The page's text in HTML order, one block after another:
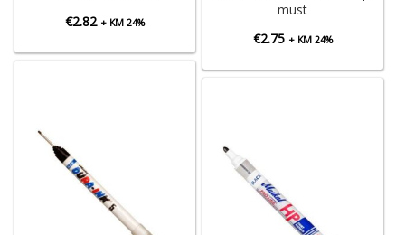
€2.82 + KM 24%
must
€2.75 + KM 24%